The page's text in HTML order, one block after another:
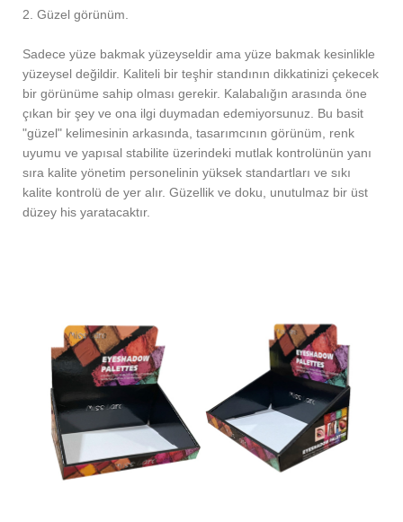
2. Güzel görünüm.
Sadece yüze bakmak yüzeyseldir ama yüze bakmak kesinlikle
yüzeysel değildir. Kaliteli bir teşhir standının dikkatinizi çekecek
bir görünüme sahip olması gerekir. Kalabalığın arasında öne
çıkan bir şey ve ona ilgi duymadan edemiyorsunuz. Bu basit
"güzel" kelimesinin arkasında, tasarımcının görünüm, renk
uyumu ve yapısal stabilite üzerindeki mutlak kontrolünün yanı
sıra kalite yönetim personelinin yüksek standartları ve sıkı
kalite kontrolü de yer alır. Güzellik ve doku, unutulmaz bir üst
düzey his yaratacaktır.